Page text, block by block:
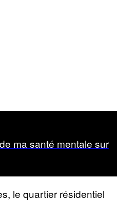
ma santé mentale sur
le quartier résidentiel